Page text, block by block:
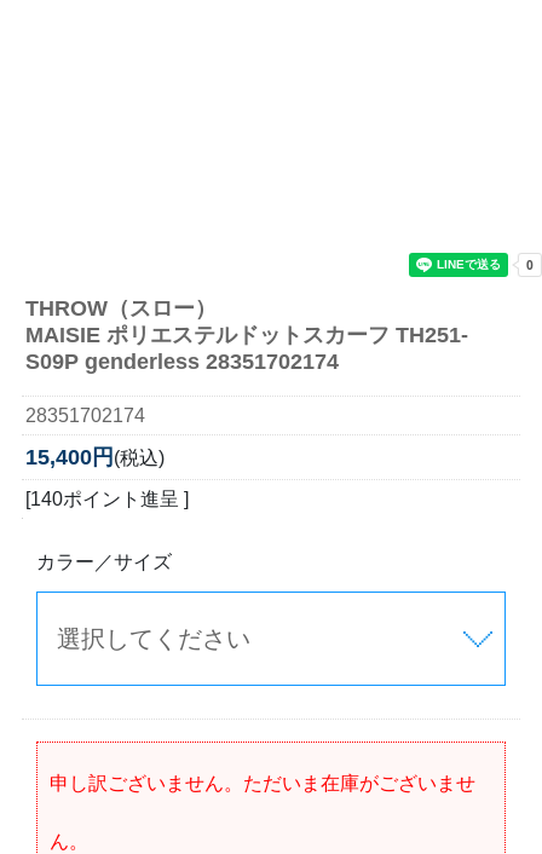
THROW（スロー）
MAISIE ポリエステルドットスカーフ TH251-
S09P genderless 28351702174
28351702174
15,400円 (税込)
[140ポイント進呈 ]
カラー／サイズ
申し訳ございません。ただいま在庫がございませ
ん。